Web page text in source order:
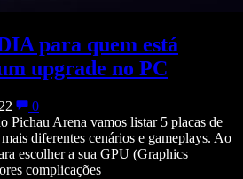
para quem está
upgrade no PC
0
Pichau Arena vamos listar 5 placas de
diferentes cenários e gameplays. Ao
escolher a sua GPU (Graphics
complicações